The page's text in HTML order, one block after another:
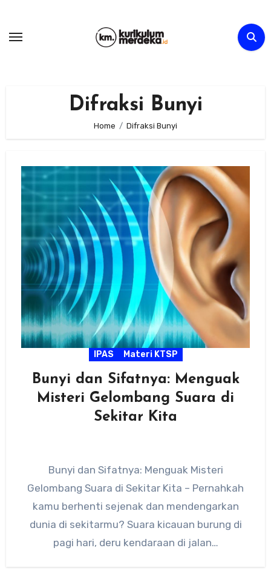
content
Difraksi Bunyi
Home Difraksi Bunyi
IPAS Materi KTSP
Bunyi dan Sifatnya: Menguak
Misteri Gelombang Suara di
Sekitar Kita
Bunyi dan Sifatnya: Menguak Misteri
Gelombang Suara di Sekitar Kita – Pernahkah
kamu berhenti sejenak dan mendengarkan
dunia di sekitarmu? Suara kicauan burung di
pagi hari, deru kendaraan di jalan…